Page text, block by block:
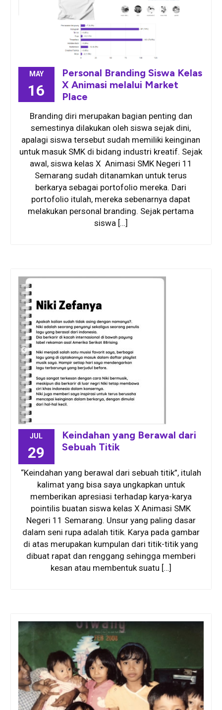
MAY
16
Personal Branding Siswa Kelas
X Animasi melalui Market
Place
Branding diri merupakan bagian penting dan
semestinya dilakukan oleh siswa sejak dini,
apalagi siswa tersebut sudah memiliki keinginan
untuk masuk SMK di bidang industri kreatif. Sejak
awal, siswa kelas X Animasi SMK Negeri 11
Semarang sudah ditanamkan untuk terus
berkarya sebagai portofolio mereka. Dari
portofolio itulah, mereka sebenarnya dapat
melakukan personal branding. Sejak pertama
siswa […]
JUL
29
Keindahan yang Berawal dari
Sebuah Titik
“Keindahan yang berawal dari sebuah titik”, itulah
kalimat yang bisa saya ungkapkan untuk
memberikan apresiasi terhadap karya-karya
pointilis buatan siswa kelas X Animasi SMK
Negeri 11 Semarang. Unsur yang paling dasar
dalam seni rupa adalah titik. Karya pada gambar
di atas merupakan kumpulan dari titik-titik yang
dibuat rapat dan renggang sehingga memberi
kesan atau membentuk suatu […]